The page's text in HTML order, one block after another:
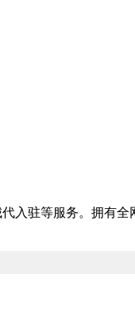
驻等服务。拥有